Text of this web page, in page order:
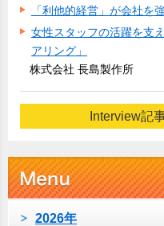
「利他的経営」が会社を
女性スタッフの活躍を支
アリング」
株式会社 長島製作所
Interview記
2026年